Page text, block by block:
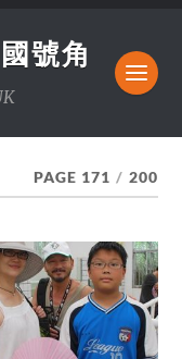
號角
PAGE 171 / 200